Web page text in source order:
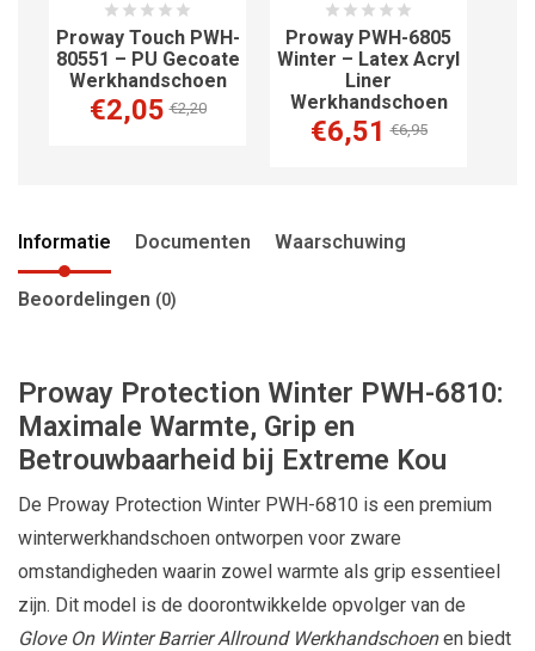
Proway Touch PWH-
80551 – PU Gecoate
Werkhandschoen
€2,05 €2,20
Proway PWH-6805
Winter – Latex Acryl
Liner
Werkhandschoen
€6,51 €6,95
Informatie Documenten Waarschuwing
Beoordelingen (0)
Proway Protection Winter PWH-6810:
Maximale Warmte, Grip en
Betrouwbaarheid bij Extreme Kou
De Proway Protection Winter PWH-6810 is een premium
winterwerkhandschoen ontworpen voor zware
omstandigheden waarin zowel warmte als grip essentieel
zijn. Dit model is de doorontwikkelde opvolger van de
Glove On Winter Barrier Allround Werkhandschoenen biedt